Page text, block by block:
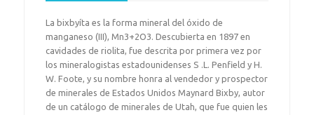
La bixbyíta es la forma mineral del óxido de
manganeso (III), Mn3+2O3. Descubierta en 1897 en
cavidades de riolita, fue descrita por primera vez por
los mineralogistas estadounidenses S .L. Penfield y H.
W. Foote, y su nombre honra al vendedor y prospector
de minerales de Estados Unidos Maynard Bixby, autor
de un catálogo de minerales de Utah, que fue quien les